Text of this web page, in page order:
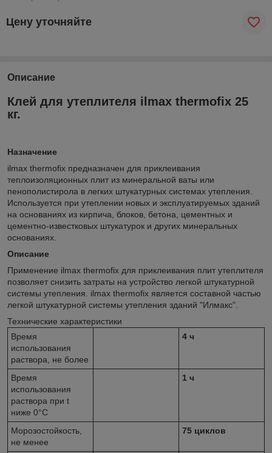
Цену уточняйте
Описание
Клей для утеплителя ilmax thermofix 25
кг.
Назначение
ilmax thermofix предназначен для приклеивания
теплоизоляционных плит из минеральной ваты или
пенополистирола в легких штукатурных системах утепления.
Используется при утеплении новых и эксплуатируемых зданий
на основаниях из кирпича, блоков, бетона, цементных и
цементно-известковых штукатурок и других минеральных
основаниях.
Описание
Применение ilmax thermofix для приклеивания плит утеплителя
позволяет снизить затраты на устройство легкой штукатурной
системы утепления. ilmax thermofix является составной частью
легкой штукатурной системы утепления зданий "Илмакс".
Технические характеристики
Время
использования
раствора, не более
4 ч
Время
использования
раствора при t
ниже 0°С
1 ч
Морозостойкость,
не менее
75 циклов